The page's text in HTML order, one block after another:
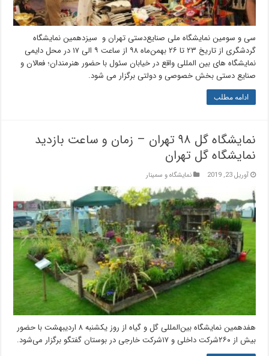
سی و سومین نمایشگاه ملی صنایع‌دستی تهران و سیزدهمین نمایشگاه
گردشگری از تاریخ ۲۳ تا ۲۶ بهمن‌ماه ۹۸ از ساعت ۹ الی ۱۷ در محل دایمی
نمایشگاه های بین المللی واقع در خیابان سئول با حضور هنرمندان؛ فعالان و
صنایع دستی بخش خصوصی و دولتی برگزار می شود.
ادامه مطلب
نمایشگاه گل ۹۸ تهران – زمان و ساعت بازدید
نمایشگاه گل تهران
آوریل 23, 2019 نمایشگاه و سمینار
هفدهمین نمایشگاه بین‌المللی گل و گیاه از روز یکشنبه ۸ اردیبهشت با حضور
بیش از ۲۶۰شرکت داخلی و ۱۷شرکت خارجی در بوستان گفتگو برگزار می‌شود.